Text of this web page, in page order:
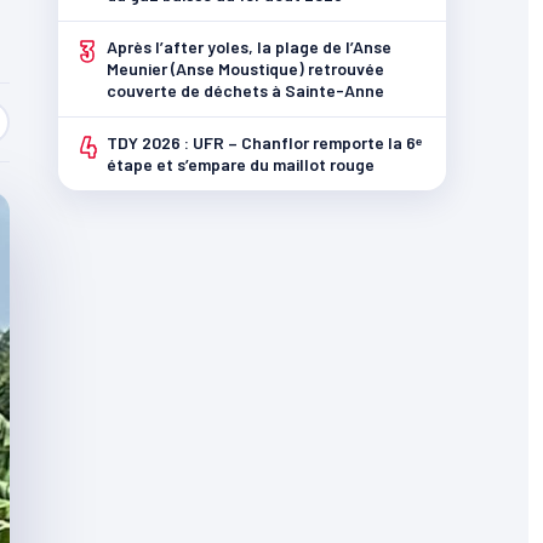
3 Après l’after yoles, la plage de l’Anse
Meunier (Anse Moustique) retrouvée
couverte de déchets à Sainte-Anne
4 TDY 2026 : UFR – Chanflor remporte la 6ᵉ
étape et s’empare du maillot rouge